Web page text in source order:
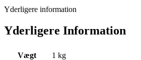
Yderligere information
Yderligere Information
Vægt
1 kg